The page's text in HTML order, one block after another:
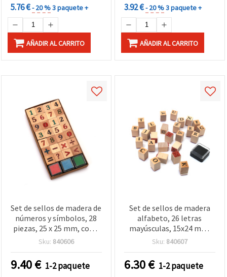
5.76 €- 20 %3 paquete +
AÑADIR AL CARRITO
3.92 €- 20 %3 paquete +
AÑADIR AL CARRITO
Set de sellos de madera de
números y símbolos, 28
piezas, 25 x 25 mm, con 3
almohadillas de tinta en
Sku: 840606
9.40€ 1-2 paquete
Set de sellos de madera
alfabeto, 26 letras
mayúsculas, 15x24 mm,
con almohadilla de tinta
Sku: 840607
6.30€ 1-2 paquete